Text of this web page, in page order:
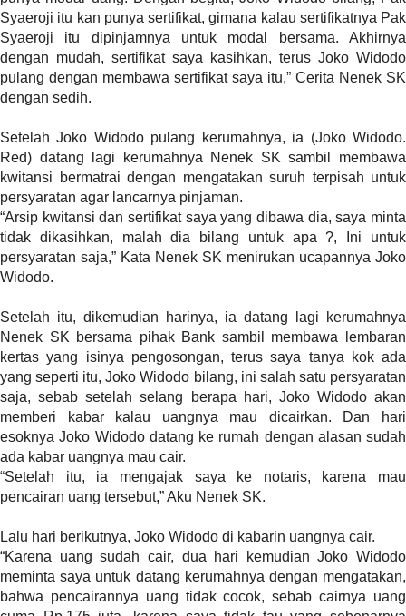
t
=
"
s
e
f
"
c
a
t
e
g
o
y
_
i
d
=
"
2
3
"
f
u
i
d
_
Syaeroji itu kan punya sertifikat, gimana kalau sertifikatnya Pak
Syaeroji itu dipinjamnya untuk modal bersama. Akhirnya
dengan mudah, sertifikat saya kasihkan, terus Joko Widodo
pulang dengan membawa sertifikat saya itu,” Cerita Nenek SK
dengan sedih.
Setelah Joko Widodo pulang kerumahnya, ia (Joko Widodo.
Red) datang lagi kerumahnya Nenek SK sambil membawa
kwitansi bermatrai dengan mengatakan suruh terpisah untuk
persyaratan agar lancarnya pinjaman.
“Arsip kwitansi dan sertifikat saya yang dibawa dia, saya minta
tidak dikasihkan, malah dia bilang untuk apa ?, Ini untuk
persyaratan saja,” Kata Nenek SK menirukan ucapannya Joko
Widodo.
Setelah itu, dikemudian harinya, ia datang lagi kerumahnya
Nenek SK bersama pihak Bank sambil membawa lembaran
kertas yang isinya pengosongan, terus saya tanya kok ada
yang seperti itu, Joko Widodo bilang, ini salah satu persyaratan
saja, sebab setelah selang berapa hari, Joko Widodo akan
memberi kabar kalau uangnya mau dicairkan. Dan hari
esoknya Joko Widodo datang ke rumah dengan alasan sudah
ada kabar uangnya mau cair.
“Setelah itu, ia mengajak saya ke notaris, karena mau
pencairan uang tersebut,” Aku Nenek SK.
Lalu hari berikutnya, Joko Widodo di kabarin uangnya cair.
“Karena uang sudah cair, dua hari kemudian Joko Widodo
meminta saya untuk datang kerumahnya dengan mengatakan,
bahwa pencairannya uang tidak cocok, sebab cairnya uang